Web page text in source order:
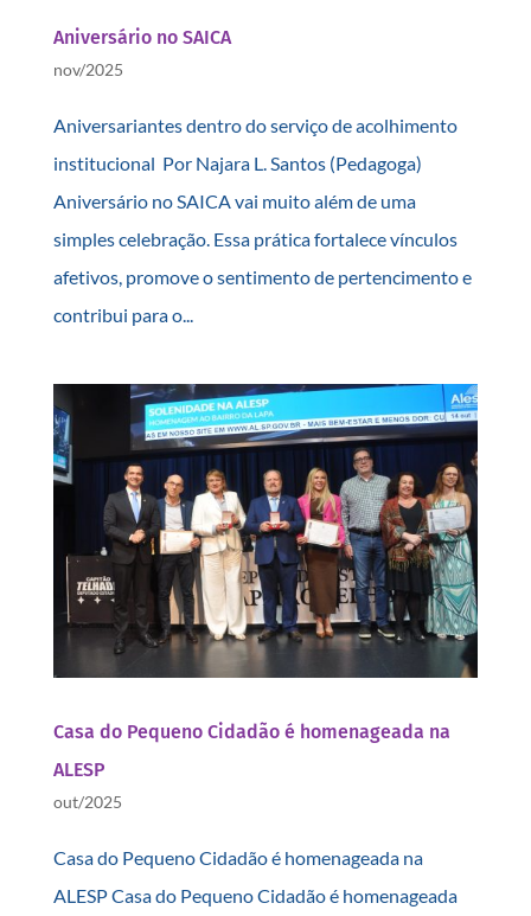
Aniversário no SAICA
nov/2025
Aniversariantes dentro do serviço de acolhimento
institucional Por Najara L. Santos (Pedagoga)
Aniversário no SAICA vai muito além de uma
simples celebração. Essa prática fortalece vínculos
afetivos, promove o sentimento de pertencimento e
contribui para o...
Casa do Pequeno Cidadão é homenageada na
ALESP
out/2025
Casa do Pequeno Cidadão é homenageada na
ALESP Casa do Pequeno Cidadão é homenageada